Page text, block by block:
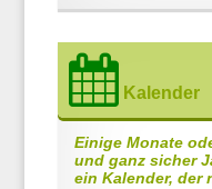
Kalender
Einige Monate
und ganz sicher
ein Kalender, der